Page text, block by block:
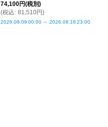
74,100円(税別)
(税込 : 81,510円)
2026.08.09 00:00 ～ 2026.08.16 23:00